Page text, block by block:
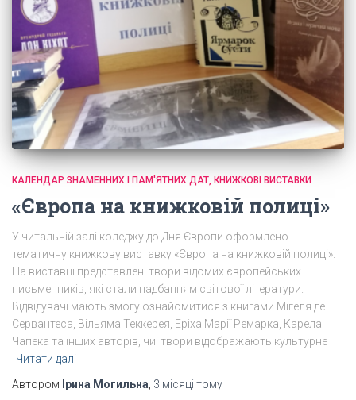
КАЛЕНДАР ЗНАМЕННИХ І ПАМ'ЯТНИХ ДАТ, КНИЖКОВІ ВИСТАВКИ
«Європа на книжковій полиці»
У читальній залі коледжу до Дня Європи оформлено
тематичну книжкову виставку «Європа на книжковій полиці».
На виставці представлені твори відомих європейських
письменників, які стали надбанням світової літератури.
Відвідувачі мають змогу ознайомитися з книгами Мігеля де
Сервантеса, Вільяма Теккерея, Еріха Марії Ремарка, Карела
Чапека та інших авторів, чиї твори відображають культурне
Читати далі
Автором Ірина Могильна 3 місяці тому